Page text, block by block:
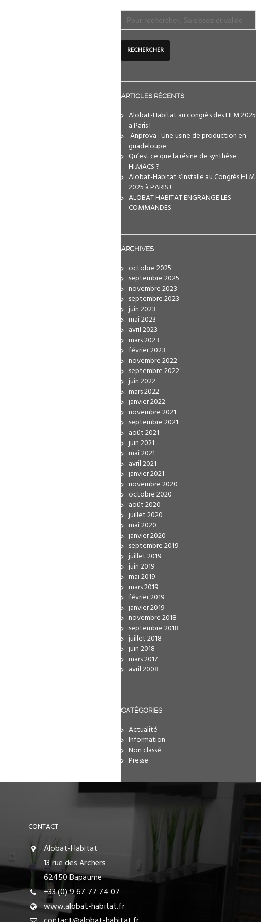
ARTICLES RÉCENTS
Alobat-Habitat au congrès des HLM 2025
a Paris !
️ Anprova : Une usine de production en
guadeloupe
Qu’est ce que la résine de synthèse
HI.MACS ?
Alobat-Habitat s’installe au Congrès HLM
2025 à PARIS !
ALOBAT HABITAT ENGRANGE LES
COMMANDES
ARCHIVES
octobre 2025
septembre 2025
novembre 2023
septembre 2023
juin 2023
mai 2023
avril 2023
mars 2023
février 2023
novembre 2022
septembre 2022
juin 2022
mars 2022
janvier 2022
novembre 2021
septembre 2021
août 2021
juin 2021
mai 2021
avril 2021
janvier 2021
novembre 2020
octobre 2020
août 2020
juillet 2020
mai 2020
janvier 2020
septembre 2019
juillet 2019
juin 2019
mai 2019
mars 2019
février 2019
janvier 2019
novembre 2018
septembre 2018
juillet 2018
juin 2018
mars 2017
avril 2008
CATÉGORIES
Actualité
Information
Non classé
Presse
CONTACT
Alobat-Habitat
13 rue des Archers
62450 Bapaume
+33 (0) 9 67 77 74 07
www.alobat-habitat.fr